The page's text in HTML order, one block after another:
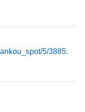
5/3885.